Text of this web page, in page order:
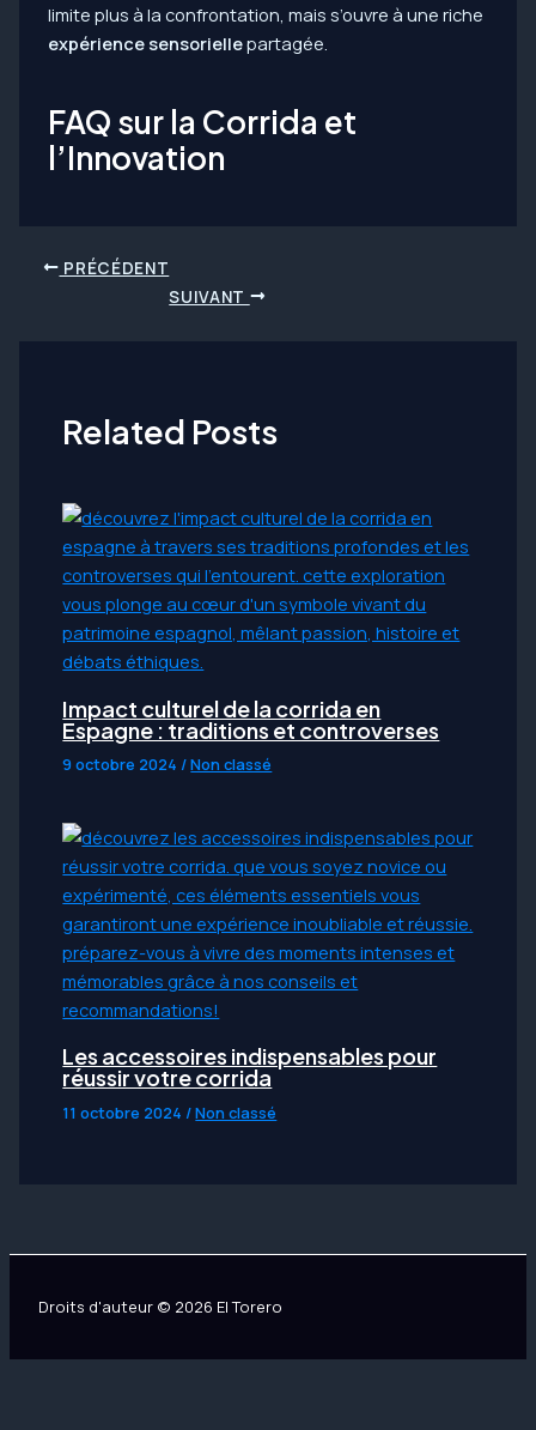
limite plus à la confrontation, mais s’ouvre à une riche
expérience sensoriellepartagée.
FAQ sur la Corrida et
l’Innovation
Navigation
PRÉCÉDENT
SUIVANT
Related Posts
Impact culturel de la corrida en
Espagne : traditions et controverses
9 octobre 2024 /Non classé
Les accessoires indispensables pour
réussir votre corrida
11 octobre 2024 /Non classé
Droits d'auteur © 2026 El Torero